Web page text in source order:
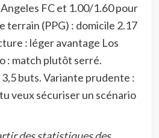
FC et 1.00/1.60 pour
terrain (PPG) : domicile 2.17
: léger avantage Los
: match plutôt serré.
buts. Variante prudente :
veux sécuriser un scénario